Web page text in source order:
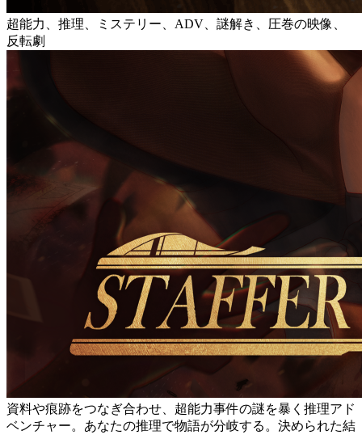
超能力、推理、ミステリー、ADV、謎解き、圧巻の映像、
反転劇
資料や痕跡をつなぎ合わせ、超能力事件の謎を暴く推理アド
ベンチャー。あなたの推理で物語が分岐する。決められた結